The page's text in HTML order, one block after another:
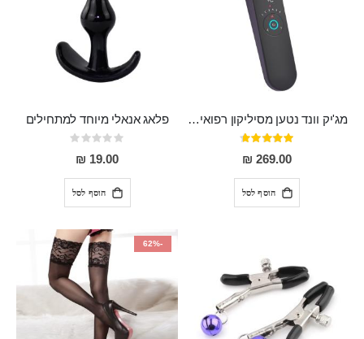
מג'יק וונד נטען מסיליקון רפואי חזק בעל 12 מצבי רטט ו6 מהירויות שונות ROMI
דירוג:
93%
269.00 ₪
הוסף לסל
פלאג אנאלי מיוחד למתחילים
Rating:
0%
19.00 ₪
הוסף לסל
-62%